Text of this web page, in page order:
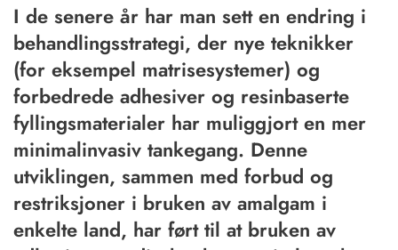
I de senere år har man sett en endring i
behandlingsstrategi, der nye teknikker
(for eksempel matrisesystemer) og
forbedrede adhesiver og resinbaserte
fyllingsmaterialer har muliggjort en mer
minimalinvasiv tankegang. Denne
utviklingen, sammen med forbud og
restriksjoner i bruken av amalgam i
enkelte land, har ført til at bruken av